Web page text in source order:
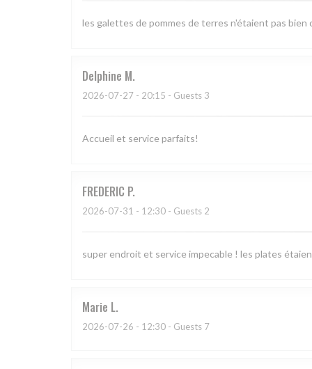
les galettes de pommes de terres n'étaient pas
Delphine M
2026-07-27 - 20:15 - Guests 3
Accueil et service parfaits!
FREDERIC P
2026-07-31 - 12:30 - Guests 2
super endroit et service impecable ! les plates
Marie L
2026-07-26 - 12:30 - Guests 7